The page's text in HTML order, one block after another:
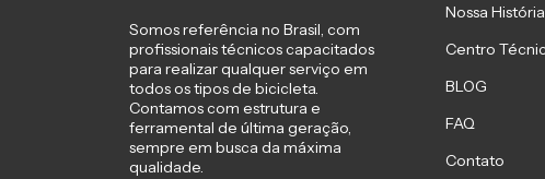
Somos referência no Brasil, com
profissionais técnicos capacitados
para realizar qualquer serviço em
todos os tipos de bicicleta.
Contamos com estrutura e
ferramental de última geração,
sempre em busca da máxima
qualidade.
Nossa História
Centro
BLOG
FAQ
Contato